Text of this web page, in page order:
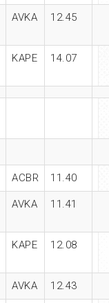
AVKA 12.45
KAPE 14.07
ACBR 11.40
AVKA 11.41
KAPE 12.08
AVKA 12.43